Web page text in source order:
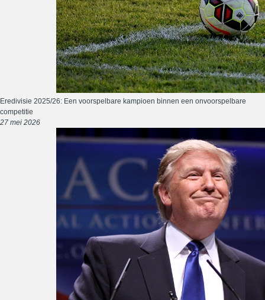
Eredivisie 2025/26: Een voorspelbare kampioen binnen een onvoorspelbare
competitie
27 mei 2026